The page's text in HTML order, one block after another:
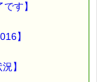
す】
】
】